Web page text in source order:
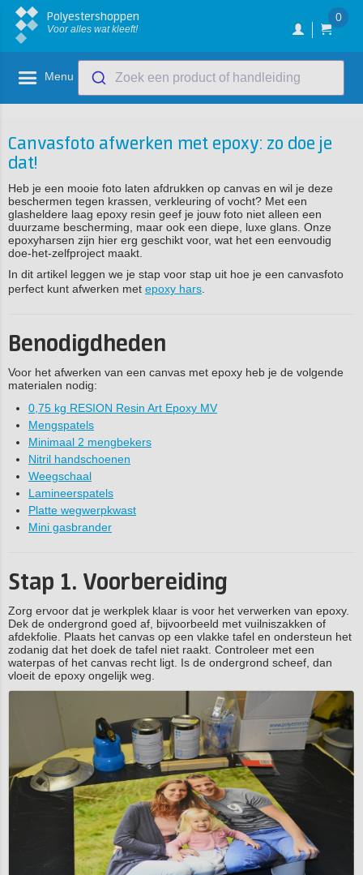
Polyestershoppen
Voor alles wat kleeft!
0
Menu Zoek een product of handleiding
Canvasfoto afwerken met epoxy: zo doe je
dat!
Heb je een mooie foto laten afdrukken op canvas en wil je deze
beschermen tegen krassen, verkleuring of vocht? Met een
glasheldere laag epoxy resin geef je jouw foto niet alleen een
duurzame bescherming, maar ook een diepe, luxe glans. Onze
epoxyharsen zijn hier erg geschikt voor, wat het een eenvoudig
doe-het-zelfproject maakt.
In dit artikel leggen we je stap voor stap uit hoe je een canvasfoto
perfect kunt afwerken met epoxy hars
Benodigdheden
Voor het afwerken van een canvas met epoxy heb je de volgende
materialen nodig:
0,75 kg RESION Resin Art Epoxy MV
Mengspatels
Minimaal 2 mengbekers
Nitril handschoenen
Weegschaal
Lamineerspatels
Platte wegwerpkwast
Mini gasbrander
Stap 1. Voorbereiding
Zorg ervoor dat je werkplek klaar is voor het verwerken van epoxy.
Dek de ondergrond goed af, bijvoorbeeld met vuilniszakken of
afdekfolie. Plaats het canvas op een vlakke tafel en ondersteun het
zodanig dat het doek de tafel niet raakt. Controleer met een
waterpas of het canvas recht ligt. Is de ondergrond scheef, dan
vloeit de epoxy ongelijk weg.